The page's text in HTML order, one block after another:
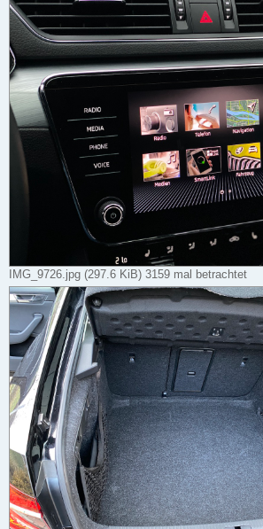
IMG_9726.jpg (297.6 KiB) 3159 mal betrachtet